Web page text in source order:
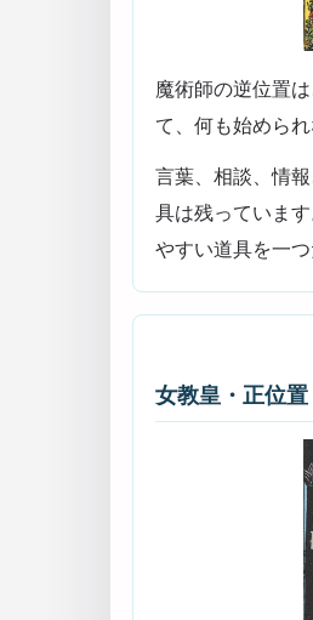
魔術師の逆位置
て、何も始めら
言葉、相談、情
具は残っていま
やすい道具を一つ
女教皇・正位置